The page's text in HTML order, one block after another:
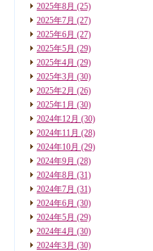
2025年8月 (25)
2025年7月 (27)
2025年6月 (27)
2025年5月 (29)
2025年4月 (29)
2025年3月 (30)
2025年2月 (26)
2025年1月 (30)
2024年12月 (30)
2024年11月 (28)
2024年10月 (29)
2024年9月 (28)
2024年8月 (31)
2024年7月 (31)
2024年6月 (30)
2024年5月 (29)
2024年4月 (30)
2024年3月 (30)